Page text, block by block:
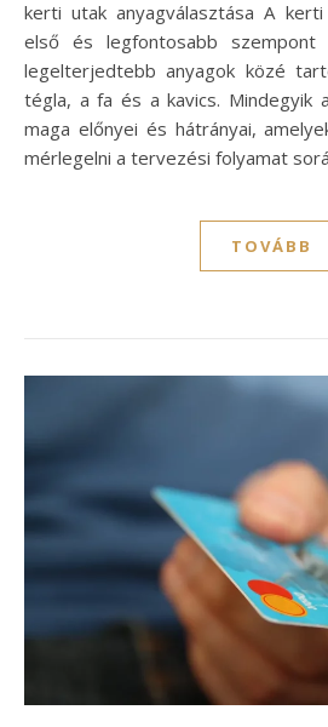
kerti utak anyagválasztása A
első és legfontosabb szempont
legelterjedtebb anyagok közé
tégla, a fa és a kavics. Mindegyik
maga előnyei és hátrányai,
mérlegelni a tervezési folyamat
TOVÁBB